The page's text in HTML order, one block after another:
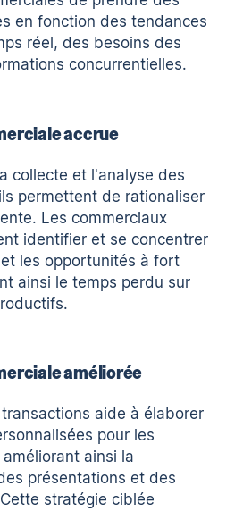
en fonction des tendances
réel, des besoins des
concurrentielles.
accrue
collecte et l'analyse des
permettent de rationaliser
Les commerciaux
identifier et se concentrer
les opportunités à fort
ainsi le temps perdu sur
améliorée
aide à élaborer
pour les
ainsi la
présentations et des
stratégie ciblée